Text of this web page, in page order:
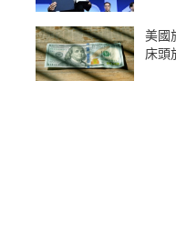
美國
床頭